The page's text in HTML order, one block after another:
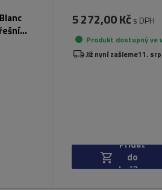
5 272,00 Kč s DPH
Produkt dostupný ve
Již nyní zašleme11.
Přidat
do
košíku